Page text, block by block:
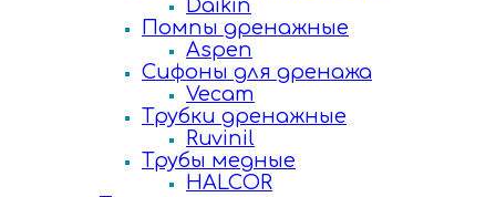
Daikin
Помпы дренажные
Aspen
Сифоны для дренажа
Vecam
Трубки дренажные
Ruvinil
Трубы медные
HALCOR